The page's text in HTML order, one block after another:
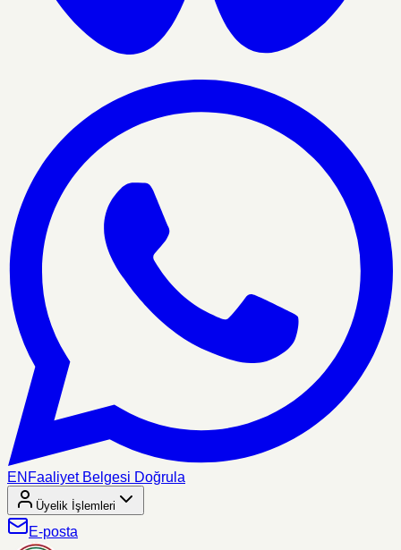
EN Faaliyet Belgesi Doğrula
Üyelik İşlemleri
E-posta